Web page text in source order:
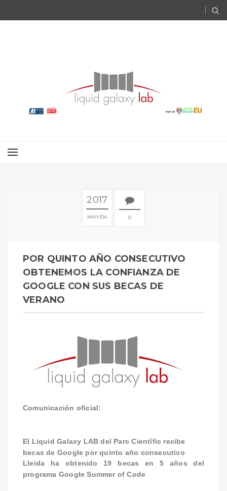
2017
MAY 04 0
POR QUINTO AÑO CONSECUTIVO
OBTENEMOS LA CONFIANZA DE
GOOGLE CON SUS BECAS DE
VERANO
Comunicación oficial:
El Liquid Galaxy LAB del Parc Científic recibe
becas de Google por quinto año consecutivo
Lleida ha obtenido 19 becas en 5 años del
programa Google Summer of Code